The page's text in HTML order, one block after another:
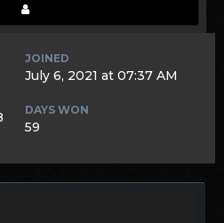
JOINED
July 6, 2021 at 07:37 AM
DAYS WON
59